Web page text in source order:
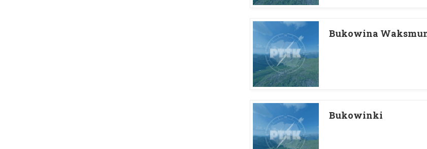
Bukowina
Bukowinki